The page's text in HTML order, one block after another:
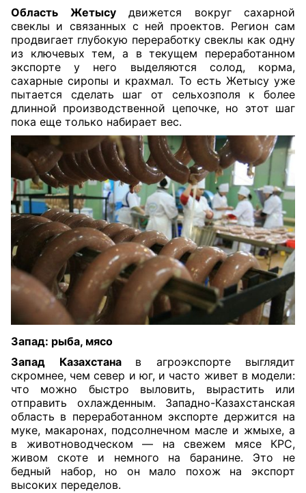
Область Жетысудвижется вокруг сахарной
свеклы и связанных с ней проектов. Регион сам
продвигает глубокую переработку свеклы как одну
из ключевых тем, а в текущем переработанном
экспорте у него выделяются солод, корма,
сахарные сиропы и крахмал. То есть Жетысу уже
пытается сделать шаг от сельхозполя к более
длинной производственной цепочке, но этот шаг
пока еще только набирает вес.
Запад: рыба, мясо
Запад Казахстана в агроэкспорте выглядит
скромнее, чем север и юг, и часто живет в модели:
что можно быстро выловить, вырастить или
отправить охлажденным. Западно-Казахстанская
область в переработанном экспорте держится на
муке, макаронах, подсолнечном масле и жмыхе, а
в животноводческом — на свежем мясе КРС,
живом скоте и немного на баранине. Это не
бедный набор, но он мало похож на экспорт
высоких переделов.